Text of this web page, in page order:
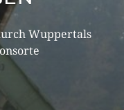
Wuppertals